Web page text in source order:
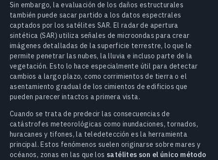
Sin embargo, la evaluación de los daños estructurales
también puede sacar partido a los datos espectrales
captados por los satélites SAR. El radar de apertura
sintética (SAR) utiliza señales de microondas para crear
imágenes detalladas de la superficie terrestre, lo que le
permite penetrar las nubes, la lluvia e incluso parte de la
vegetación. Esto lo hace especialmente útil para detectar
cambios a largo plazo, como corrimientos de tierra o el
asentamiento gradual de los cimientos de edificios que
pueden parecer intactos a primera vista.
Cuando se trata de predecir las consecuencias de
catástrofes meteorológicas como inundaciones, tornados,
huracanes y tifones, la teledetección es la herramienta
principal. Estos fenómenos suelen originarse sobre mares y
océanos, zonas en las que los satélites son el único método